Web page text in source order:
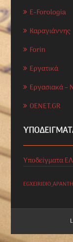
E-Forologia
Καραγιάννης
Forin
Εργατικά
Εργασιακά –
OENET.GR
Υποδείγματα